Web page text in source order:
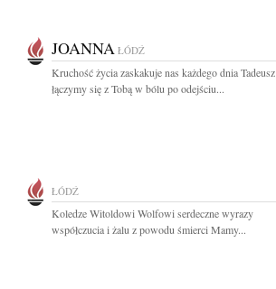
JOANNA ŁÓDŹ
Kruchość życia zaskakuje nas każdego dnia Tadeusz
łączymy się z Tobą w bólu po odejściu...
ŁÓDŹ
Koledze Witoldowi Wolfowi serdeczne wyrazy
współczucia i żalu z powodu śmierci Mamy...